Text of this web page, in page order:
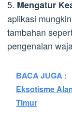
5. Mengatur
aplikasi
tambahan
pengenalan
BACA JUGA :
Eksotisme
Timur